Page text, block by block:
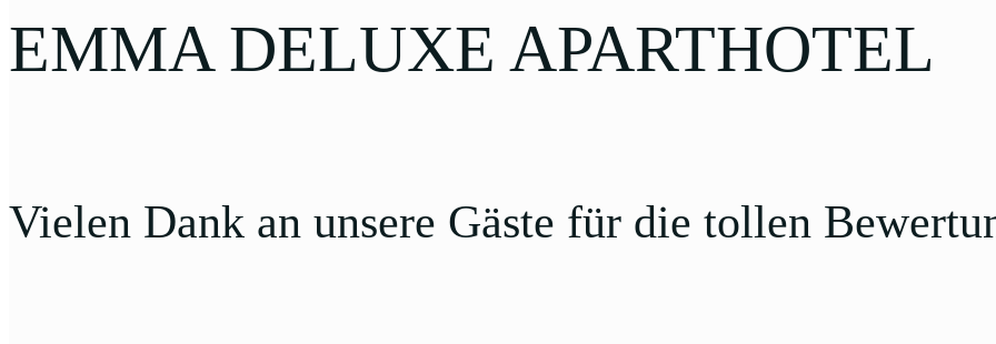
EMMA DELUXE APARTHOTEL
Vielen Dank an unsere Gäste für die tollen